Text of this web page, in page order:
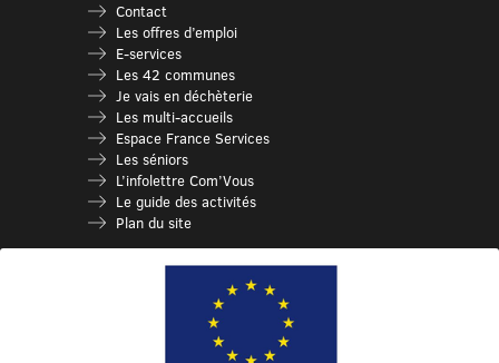
Contact
Les offres d’emploi
E-services
Les 42 communes
Je vais en déchèterie
Les multi-accueils
Espace France Services
Les séniors
L’infolettre Com’Vous
Le guide des activités
Plan du site